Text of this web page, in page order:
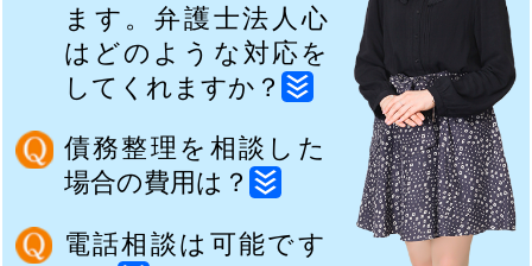
ます。弁護士法人心
はどのような対応を
してくれますか？
債務整理を相談した
場合の費用は？
電話相談は可能です